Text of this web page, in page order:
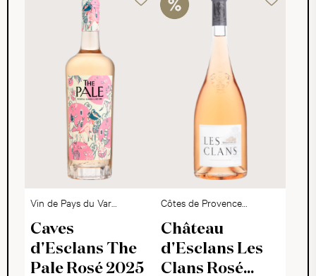
Vin de Pays du Var
IGP
Caves
d'Esclans The
Pale Rosé 2025
Côtes de Provence
AOC
Château
d'Esclans Les
Clans Rosé